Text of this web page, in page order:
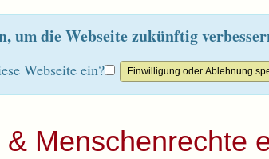
um die Webseite zukünftig
Webseite ein?
Menschenrechte